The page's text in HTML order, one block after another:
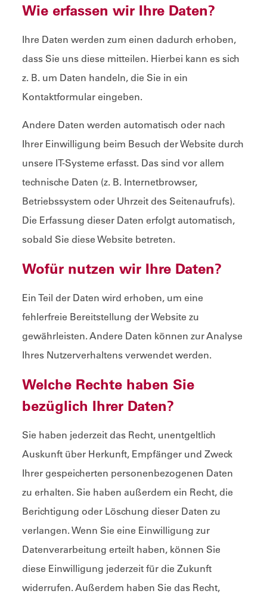
Wie erfassen wir Ihre Daten?
Ihre Daten werden zum einen dadurch erhoben,
dass Sie uns diese mitteilen. Hierbei kann es sich
z. B. um Daten handeln, die Sie in ein
Kontaktformular eingeben.
Andere Daten werden automatisch oder nach
Ihrer Einwilligung beim Besuch der Website durch
unsere IT-Systeme erfasst. Das sind vor allem
technische Daten (z. B. Internetbrowser,
Betriebssystem oder Uhrzeit des Seitenaufrufs).
Die Erfassung dieser Daten erfolgt automatisch,
sobald Sie diese Website betreten.
Wofür nutzen wir Ihre Daten?
Ein Teil der Daten wird erhoben, um eine
fehlerfreie Bereitstellung der Website zu
gewährleisten. Andere Daten können zur Analyse
Ihres Nutzerverhaltens verwendet werden.
Welche Rechte haben Sie
bezüglich Ihrer Daten?
Sie haben jederzeit das Recht, unentgeltlich
Auskunft über Herkunft, Empfänger und Zweck
Ihrer gespeicherten personenbezogenen Daten
zu erhalten. Sie haben außerdem ein Recht, die
Berichtigung oder Löschung dieser Daten zu
verlangen. Wenn Sie eine Einwilligung zur
Datenverarbeitung erteilt haben, können Sie
diese Einwilligung jederzeit für die Zukunft
widerrufen. Außerdem haben Sie das Recht,